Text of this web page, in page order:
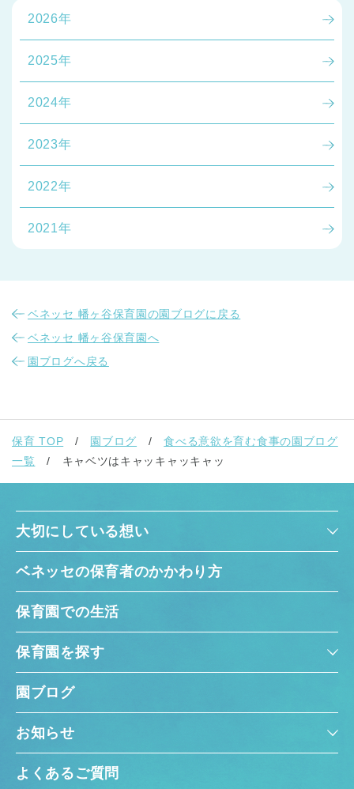
2026年
2025年
2024年
2023年
2022年
2021年
ベネッセ 幡ヶ谷保育園の園ブログに戻る
ベネッセ 幡ヶ谷保育園へ
園ブログへ戻る
保育 TOP 園ブログ
食べる意欲を育む食事の園ブログ
一覧
キャベツはキャッキャッキャッ
大切にしている想い
ベネッセの保育者のかかわり方
保育園での生活
保育園を探す
園ブログ
お知らせ
よくあるご質問